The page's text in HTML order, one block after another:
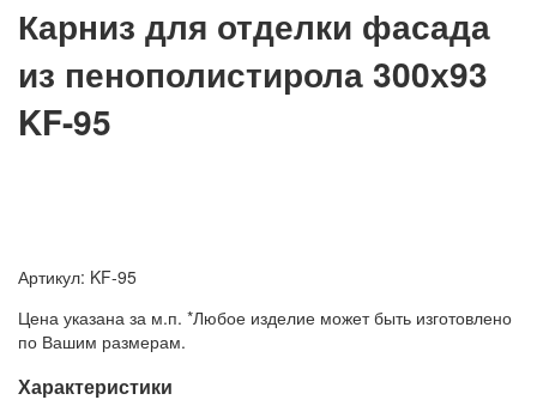
Карниз для отделки фасада
из пенополистирола 300х93
KF-95
Артикул: KF-95
Цена указана за м.п. *Любое изделие может быть изготовлено
по Вашим размерам.
Характеристики